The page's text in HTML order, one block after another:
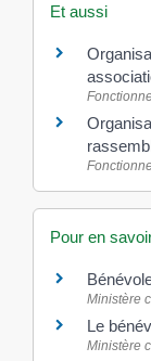
Et aussi
Pour en
Ministère
Le
Ministère